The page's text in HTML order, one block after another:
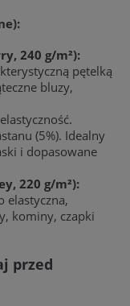
240 g/m²):
pętelką
bluzy,
(5%). Idealny
i dopasowane
220 g/m²):
elastyczna,
kominy, czapki
przed